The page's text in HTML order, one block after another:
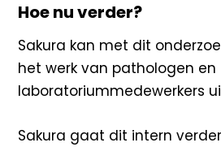
Hoe nu verder?
Sakura kan met dit
het werk van pathologen en
laboratoriummedewerkers
Sakura gaat dit intern